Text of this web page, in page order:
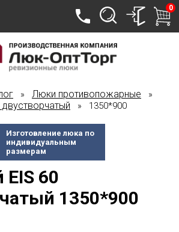
0
» Люки противопожарные »
» 1350*900
Изготовление люка по
индивидуальным
размерам
60
1350*900